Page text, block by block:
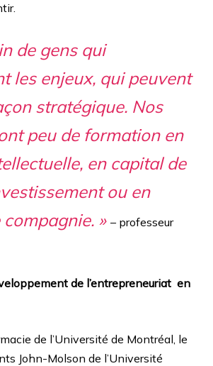
de gens qui
les enjeux, qui peuvent
stratégique. Nos
peu de formation en
en capital de
ou en
» – professeur
de l’entrepreneuriat en
de l’Université de Montréal, le
John-Molson de l’Université